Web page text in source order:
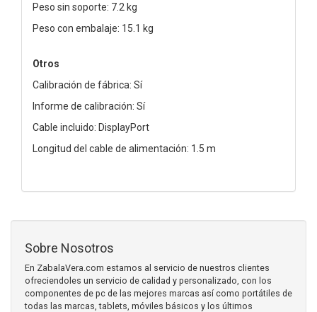
Peso sin soporte: 7.2 kg
Peso con embalaje: 15.1 kg
Otros
Calibración de fábrica: Sí
Informe de calibración: Sí
Cable incluido: DisplayPort
Longitud del cable de alimentación: 1.5 m
Sobre Nosotros
En ZabalaVera.com estamos al servicio de nuestros clientes
ofreciendoles un servicio de calidad y personalizado, con los
componentes de pc de las mejores marcas así como portátiles de
todas las marcas, tablets, móviles básicos y los últimos